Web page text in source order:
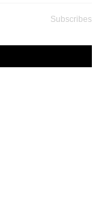
Subscribes